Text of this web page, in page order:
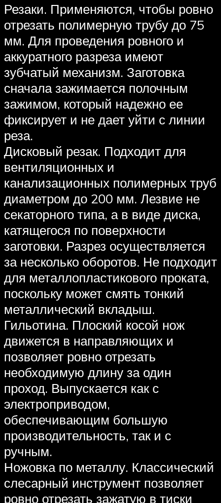
Резаки. Применяются, чтобы ровно
отрезать полимерную трубу до 75
мм. Для проведения ровного и
аккуратного разреза имеют
зубчатый механизм. Заготовка
сначала зажимается полочным
зажимом, который надежно ее
фиксирует и не дает уйти с линии
реза.
Дисковый резак. Подходит для
вентиляционных и
канализационных полимерных труб
диаметром до 200 мм. Лезвие не
секаторного типа, а в виде диска,
катящегося по поверхности
заготовки. Разрез осуществляется
за несколько оборотов. Не подходит
для металлопластикового проката,
поскольку может смять тонкий
металлический вкладыш.
Гильотина. Плоский косой нож
движется в направляющих и
позволяет ровно отрезать
необходимую длину за один
проход. Выпускается как с
электроприводом,
обеспечивающим большую
производительность, так и с
ручным.
Ножовка по металлу. Классический
слесарный инструмент позволяет
ровно отрезать зажатую в тиски